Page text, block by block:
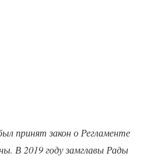
принят закон о Регламенте
В 2019 году замглавы Рады